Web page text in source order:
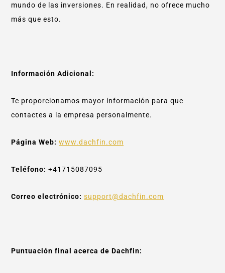
mundo de las inversiones. En realidad, no ofrece mucho
más que esto.
Información Adicional:
Te proporcionamos mayor información para que
contactes a la empresa personalmente.
Página Web: www.dachfin.com
Teléfono: +41715087095
Correo electrónico: support@dachfin.com
Puntuación final acerca de Dachfin: